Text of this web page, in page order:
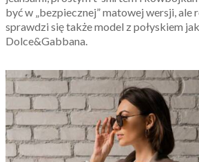
być w „bezpiecznej” matowej wersji, ale
sprawdzi się także model z połyskiem
Dolce&Gabbana.